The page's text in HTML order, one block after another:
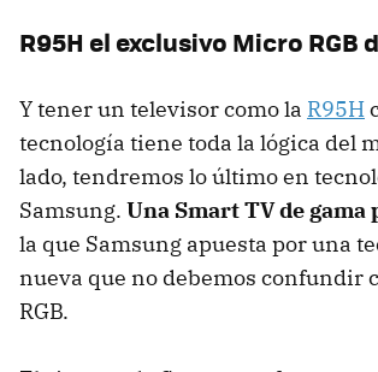
R95H el exclusivo Micro RGB
Y tener un televisor como la R95H
tecnología tiene toda la lógica del
lado, tendremos lo último en
Samsung. Una Smart TV de
la que Samsung apuesta por una
nueva que no debemos confundir
RGB.